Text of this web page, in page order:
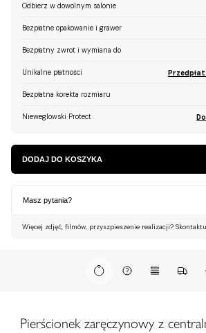
Odbierz w dowolnym salonie
Bezpłatne opakowanie i grawer
Bezpłatny zwrot i wymiana do
Unikalne płatności
Bezpłatna korekta rozmiaru
Nieweglowski Protect
DODAJ DO KOSZYKA
Masz pytania?
Więcej zdjęć, filmów, przyszpieszenie realizacji?
Pierścionek zaręczynowy z